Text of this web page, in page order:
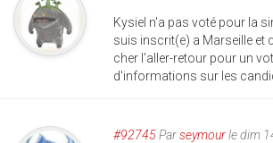
Kysiel n'a pas voté pour la
suis inscrit(e) a Marseille et
cher l'aller-retour pour un
d'informations sur les
#92745Parseymourle dim